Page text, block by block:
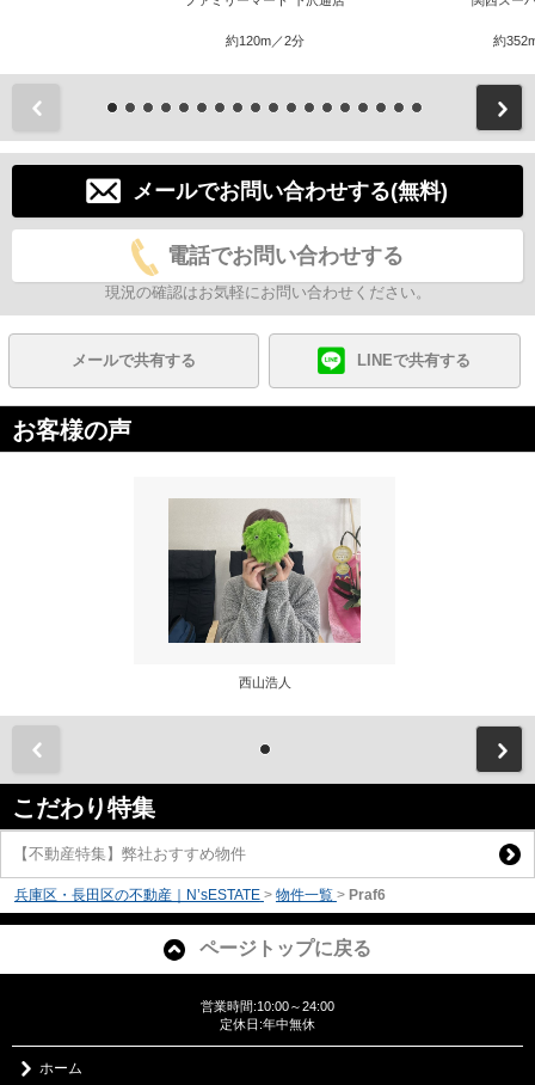
約120m／2分 約
メールでお問い合わせする(無料)
電話でお問い合わせする
現況の確認はお気軽にお問い合わせください。
メールで共有する LINEで共有する
お客様の声
西山浩人
こだわり特集
【不動産特集】弊社おすすめ物件
兵庫区・長田区の不動産｜N’sESTATE > 物件一覧 > Praf6
ページトップに戻る
営業時間:10:00～24:00
定休日:年中無休
ホーム